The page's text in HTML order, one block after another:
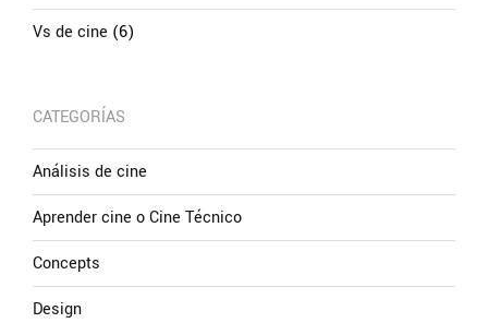
Vs de cine (6)
CATEGORÍAS
Análisis de cine
Aprender cine o Cine Técnico
Concepts
Design